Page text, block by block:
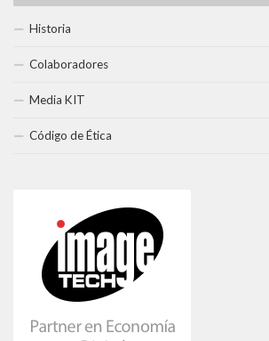
Historia
Colaboradores
Media KIT
Código de Ética